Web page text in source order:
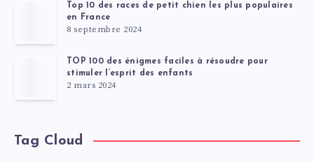
Top 10 des races de petit chien les plus populaires
en France
8 septembre 2024
TOP 100 des énigmes faciles à résoudre pour
stimuler l’esprit des enfants
2 mars 2024
Tag Cloud